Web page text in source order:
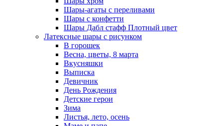
Шары-агаты с переливами
Шары с конфетти
Шары Дабл стафф Плотный цвет
Латексные шары с рисунком
В горошек
Весна, цветы, 8 марта
Вкусняшки
Выписка
Девичник
День Рождения
Детские герои
Зима
Листья, лето, осень